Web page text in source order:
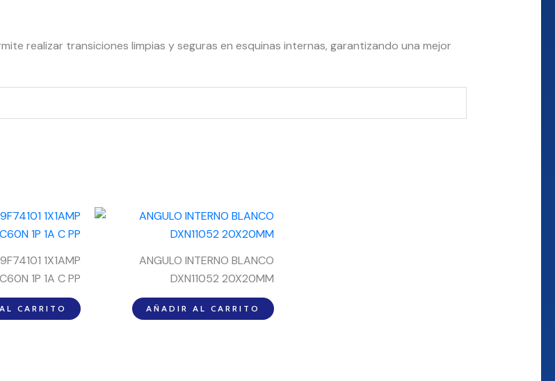
realizar transiciones limpias y seguras en esquinas internas, garantizando una mejor
1X1AMP
1P 1A C PP
CARRITO
ANGULO INTERNO BLANCO
DXN11052 20X20MM
AÑADIR AL CARRITO